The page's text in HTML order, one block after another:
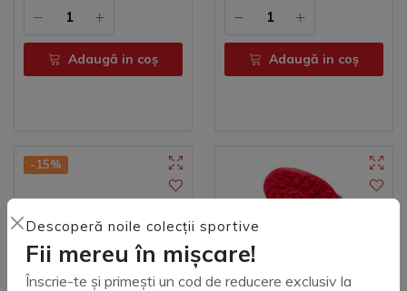
Descoperă noile colecții sportive
Fii mereu în mișcare!
Înscrie-te și primești un cod de reducere exclusiv la
Adaugă in coş Adaugă in coş
-15%